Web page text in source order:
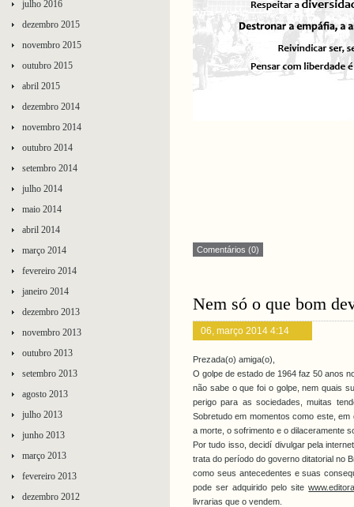
julho 2016
dezembro 2015
novembro 2015
outubro 2015
abril 2015
dezembro 2014
novembro 2014
outubro 2014
setembro 2014
julho 2014
maio 2014
abril 2014
março 2014
fevereiro 2014
janeiro 2014
dezembro 2013
novembro 2013
outubro 2013
setembro 2013
agosto 2013
julho 2013
junho 2013
março 2013
fevereiro 2013
dezembro 2012
Comentários (0)
Nem só o que bom
06, março 2014 4:14
Prezada(o) amiga(o),
O golpe de estado de 1964 faz 50 anos
não sabe o que foi o golpe, nem quais
perigo para as sociedades, muitas
Sobretudo em momentos como este,
a morte, o sofrimento e o dilaceramente
Por tudo isso, decidí divulgar pela
trata do período do governo ditatorial no
como seus antecedentes e suas
pode ser adquirido pelo site
livrarias que o vendem.